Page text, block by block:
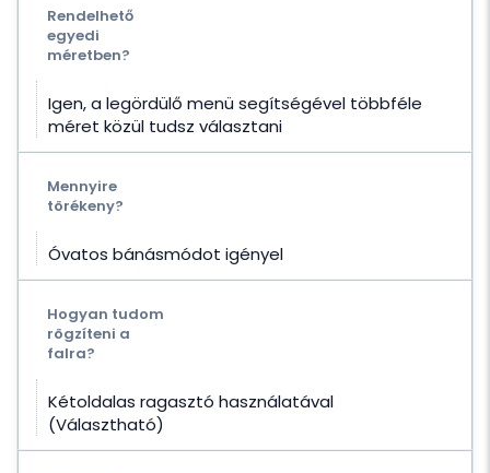
Rendelhető
egyedi
méretben?
Igen, a legördülő menü segítségével többféle
méret közül tudsz választani
Mennyire
törékeny?
Óvatos bánásmódot igényel
Hogyan tudom
rögzíteni a
falra?
Kétoldalas ragasztó használatával
(Választható)